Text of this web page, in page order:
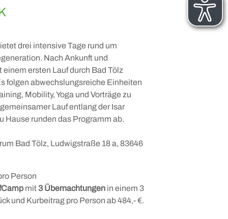
drei intensive Tage rund um
Nach Ankunft und
ersten Lauf durch Bad Tölz
folgen abwechslungsreiche Einheiten
Mobility, Yoga und Vorträge zu
Lauf entlang der Isar
Hause runden das Programm ab.
Bad Tölz, Ludwigstraße 18 a, 83646
Person
mit3 Übernachtungenin einem 3
und Kurbeitrag pro Person ab 484,- €.